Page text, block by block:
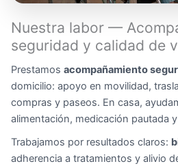
Nuestra labor —
seguridad y calidad de
Prestamos acompañamiento
domicilio: apoyo en movilidad,
compras y paseos. En casa,
alimentación, medicación pautada
Trabajamos por resultados claros:
adherencia a tratamientos y alivio